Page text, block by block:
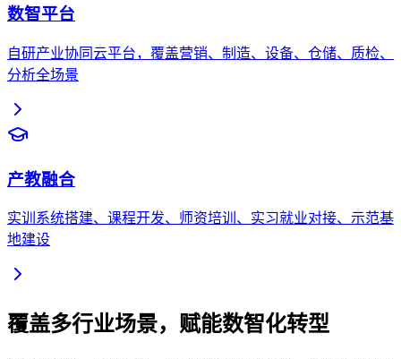
数智平台
自研产业协同云平台，覆盖营销、制造、设备、仓储、质检、
分析全场景
产教融合
实训系统搭建、课程开发、师资培训、实习就业对接、示范基
地建设
覆盖多行业场景，赋能数智化转型